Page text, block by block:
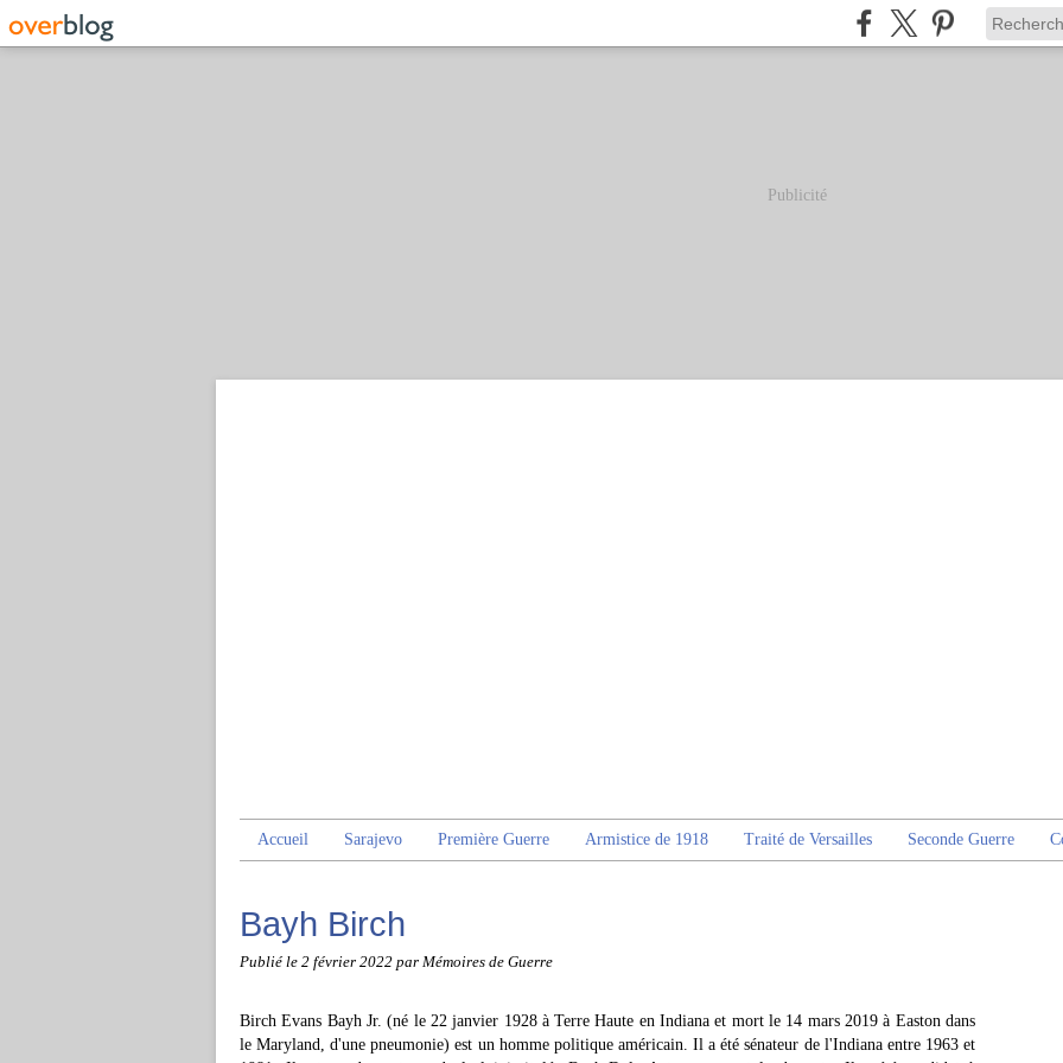
Publicité
Accueil Sarajevo Première Guerre Armistice de 1918 Traité de Versailles Seconde Guerre
Bayh Birch
Publié le 2 février 2022 par Mémoires de Guerre
Birch Evans Bayh Jr. (né le 22 janvier 1928 à Terre Haute en Indiana et mort le 14 mars 2019 à Easton dans
le Maryland, d'une pneumonie) est un homme politique américain. Il a été sénateur de l'Indiana entre 1963 et